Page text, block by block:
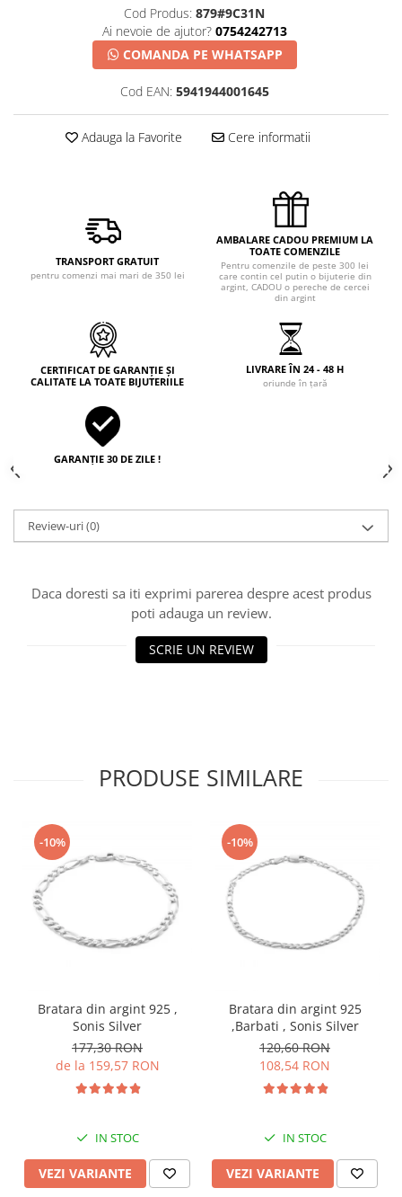
Cod Produs: 879#9C31N
Ai nevoie de ajutor? 0754242713
COMANDA PE WHATSAPP
Cod EAN: 5941944001645
Adauga la Favorite Cere informatii
TRANSPORT GRATUIT
pentru comenzi mai mari de 350 lei
AMBALARE CADOU PREMIUM LA
TOATE COMENZILE
Pentru comenzile de peste 300 lei
care contin cel putin o bijuterie din
argint, CADOU o pereche de cercei
din argint
CERTIFICAT DE GARANȚIE ȘI
CALITATE LA TOATE BIJUTERIILE
LIVRARE ÎN 24 - 48 H
oriunde în țară
GARANȚIE 30 DE ZILE !
Review-uri(0)
Daca doresti sa iti exprimi parerea despre acest produs
poti adauga un review.
SCRIE UN REVIEW
PRODUSE SIMILARE
-10%
Bratara din argint 925 ,
Sonis Silver
177,30 RON
de la 159,57 RON
IN STOC
VEZI VARIANTE
-10%
Bratara din argint 925
,Barbati , Sonis Silver
120,60 RON
108,54 RON
IN STOC
VEZI VARIANTE